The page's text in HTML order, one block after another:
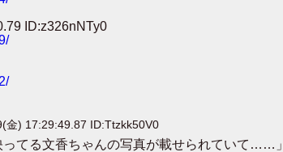
ID:z326nNTy0
金) 17:29:49.87 ID:Ttzkk50V0
てる文香ちゃんの写真が載せられていて……」